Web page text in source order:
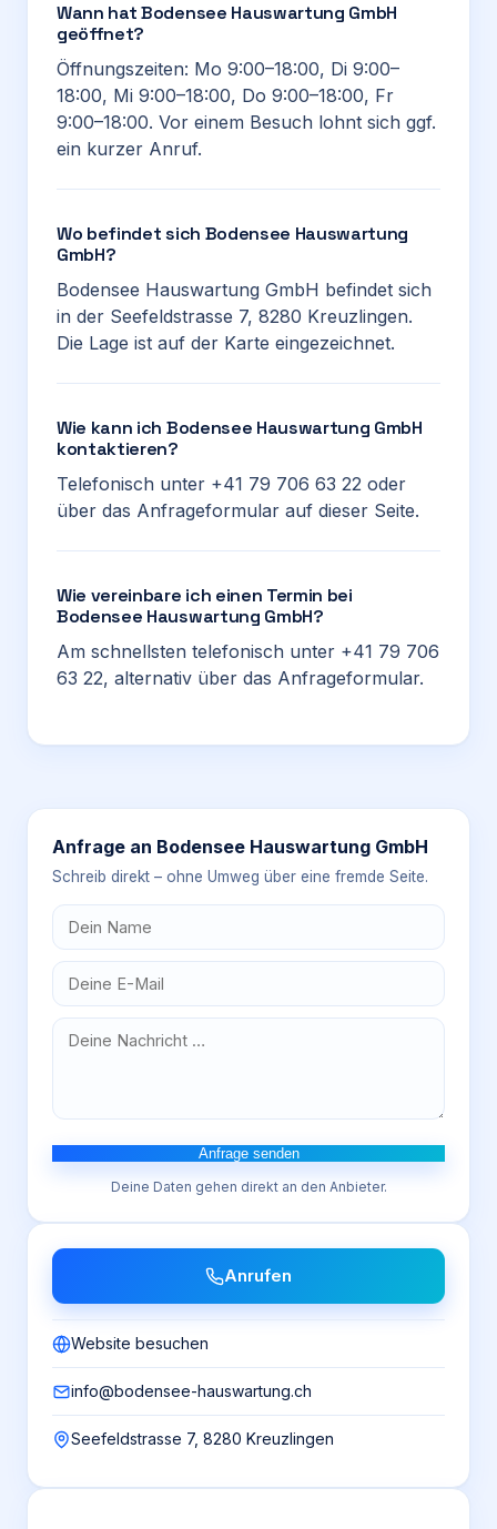
Wann hat Bodensee Hauswartung GmbH
geöffnet?
Öffnungszeiten: Mo 9:00–18:00, Di 9:00–
18:00, Mi 9:00–18:00, Do 9:00–18:00, Fr
9:00–18:00. Vor einem Besuch lohnt sich ggf.
ein kurzer Anruf.
Wo befindet sich Bodensee Hauswartung
GmbH?
Bodensee Hauswartung GmbH befindet sich
in der Seefeldstrasse 7, 8280 Kreuzlingen.
Die Lage ist auf der Karte eingezeichnet.
Wie kann ich Bodensee Hauswartung GmbH
kontaktieren?
Telefonisch unter +41 79 706 63 22 oder
über das Anfrageformular auf dieser Seite.
Wie vereinbare ich einen Termin bei
Bodensee Hauswartung GmbH?
Am schnellsten telefonisch unter +41 79 706
63 22, alternativ über das Anfrageformular.
Anfrage an Bodensee Hauswartung GmbH
Schreib direkt – ohne Umweg über eine fremde Seite.
Anfrage senden
Deine Daten gehen direkt an den Anbieter.
Anrufen
Website besuchen
info@bodensee-hauswartung.ch
Seefeldstrasse 7, 8280 Kreuzlingen